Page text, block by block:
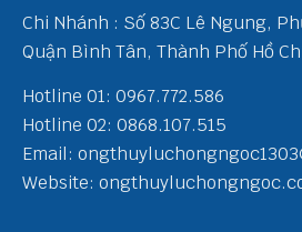
Chi Nhánh : Số 83C Lê Ngung,
Quận Bình Tân, Thành Phố Hồ
Hotline 01: 0967.772.586
Hotline 02: 0868.107.515
Email:
Website: